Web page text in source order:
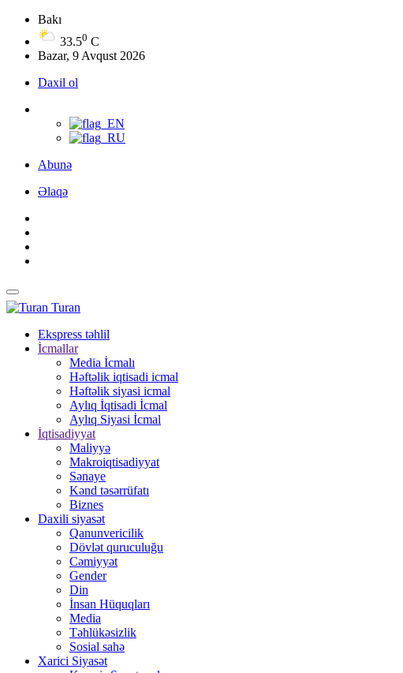
Bakı
33.50 C
Bazar, 9 Avqust 2026
Daxil ol
Abunə
Əlaqə
Turan
Ekspress təhlil
İcmallar
Media İcmalı
Həftəlik iqtisadi icmal
Həftəlik siyasi icmal
Aylıq İqtisadi İcmal
Aylıq Siyasi İcmal
İqtisadiyyat
Maliyyə
Makroiqtisadiyyat
Sənaye
Kənd təsərrüfatı
Biznes
Daxili siyasət
Qanunvericilik
Dövlət quruculuğu
Cəmiyyət
Gender
Din
İnsan Hüquqları
Media
Təhlükəsizlik
Sosial sahə
Xarici Siyasət